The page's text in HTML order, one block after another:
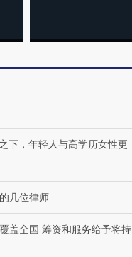
下，年轻人与高学历女性更
几位律师
盖全国 筹资和服务给予将持